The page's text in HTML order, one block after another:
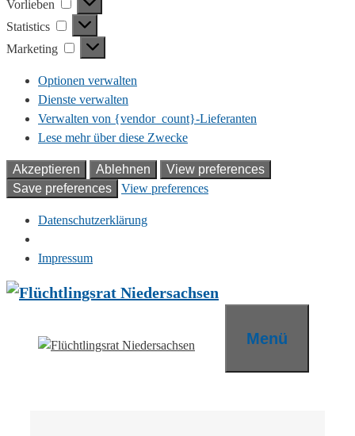
Vorlieben
Statistics
Statistics
Marketing
Marketing
Optionen verwalten
Dienste verwalten
Verwalten von {vendor_count}-Lieferanten
Lese mehr über diese Zwecke
Akzeptieren Ablehnen
View preferences
Save preferences
View preferences
Datenschutzerklärung
Impressum
Zum
Menü